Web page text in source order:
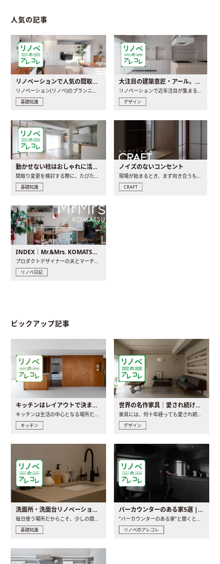
人気の記事
リノベーションで人気の間取りとは？トレンドの間取りと実例を徹底解説
リノベーション(リノベ)のプランニングで一番最初に決めるのは..
基礎知識
大注目の建築意匠・アール。人気の理由と空間に取り入れるポイント
リノベーションで近年注目が集まる建築意匠の一つであるアール..
デザイン
動かせない柱はおしゃれに活用！柱を魅せるリノベーション(リノベ)4選
間取り変更を検討する際に、たびたび皆さんの頭を悩ませる動か..
基礎知識
ノイズのないコンセント
現場が始まるとき、まず向き合うものの一つがコンセントです..
CRAFT
INDEX｜Mr.&Mrs. KOMATSU renovation diary
プロダクトデザイナーの夫とマーチャンダイザーの妻が、夫婦で..
リノベ日記
ピックアップ記事
キッチンはレイアウトで決まる。後悔しないための考え方と選び方
キッチン
世界の名作家具｜愛され続ける理由と一生モノとの出会い方
デザイン
洗面所・洗面台リノベーションの事例と間取りアイデア
毎日使う場所だからこそ、少しの間取りの工夫や素材の選び方で..
基礎知識
バーカウンターのある家5選 | 日常に馴染む“距離の近い”キッチンとは
“バーカウンターのある家”と聞くと、少し特別な、大人のための..
リノベのアレコレ